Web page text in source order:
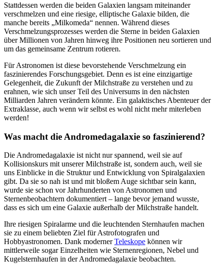
Stattdessen werden die beiden Galaxien langsam miteinander
verschmelzen und eine riesige, elliptische Galaxie bilden, die
manche bereits „Milkomeda“ nennen. Während dieses
Verschmelzungsprozesses werden die Sterne in beiden Galaxien
über Millionen von Jahren hinweg ihre Positionen neu sortieren und
um das gemeinsame Zentrum rotieren.
Für Astronomen ist diese bevorstehende Verschmelzung ein
faszinierendes Forschungsgebiet. Denn es ist eine einzigartige
Gelegenheit, die Zukunft der Milchstraße zu verstehen und zu
erahnen, wie sich unser Teil des Universums in den nächsten
Milliarden Jahren verändern könnte. Ein galaktisches Abenteuer der
Extraklasse, auch wenn wir selbst es wohl nicht mehr miterleben
werden!
Was macht die Andromedagalaxie so faszinierend?
Die Andromedagalaxie ist nicht nur spannend, weil sie auf
Kollisionskurs mit unserer Milchstraße ist, sondern auch, weil sie
uns Einblicke in die Struktur und Entwicklung von Spiralgalaxien
gibt. Da sie so nah ist und mit bloßem Auge sichtbar sein kann,
wurde sie schon vor Jahrhunderten von Astronomen und
Sternenbeobachtern dokumentiert – lange bevor jemand wusste,
dass es sich um eine Galaxie außerhalb der Milchstraße handelt.
Ihre riesigen Spiralarme und die leuchtenden Sternhaufen machen
sie zu einem beliebten Ziel für Astrofotografen und
Hobbyastronomen. Dank modernerTeleskope können wir
mittlerweile sogar Einzelheiten wie Sternenregionen, Nebel und
Kugelsternhaufen in der Andromedagalaxie beobachten.